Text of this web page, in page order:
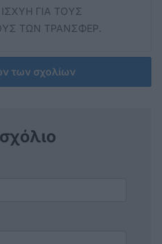
ΙΣΧΥΗ ΓΙΑ ΤΟΥΣ
ΤΩΝ ΤΡΑΝΣΦΕΡ.
των σχολίων